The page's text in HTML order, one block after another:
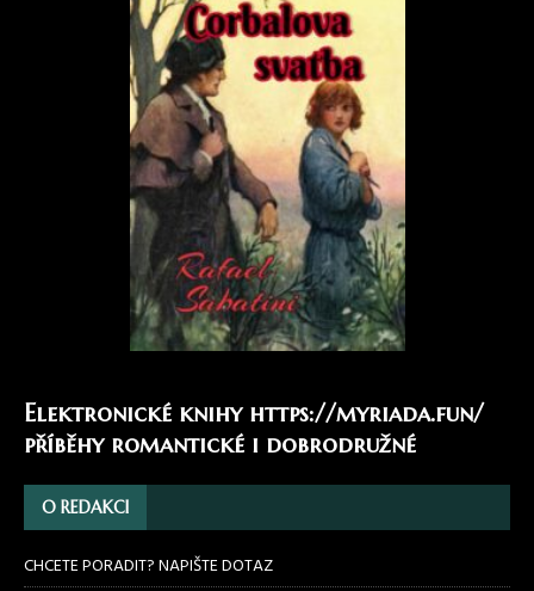
Elektronické knihy https://myriada.fun/
příběhy romantické i dobrodružné
O REDAKCI
CHCETE PORADIT? NAPIŠTE DOTAZ